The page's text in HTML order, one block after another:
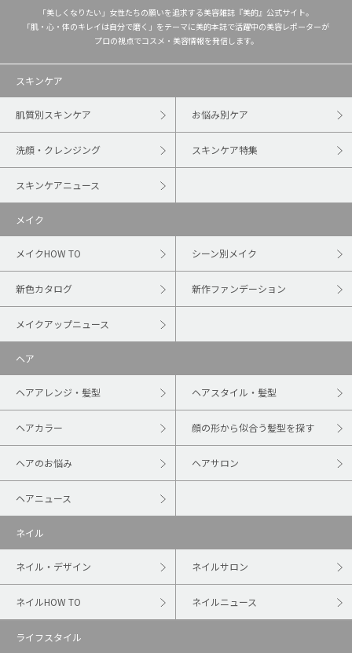
「美しくなりたい」女性たちの願いを追求する美容雑誌『美的』公式サイト。
「肌・心・体のキレイは自分で磨く」をテーマに美的本誌で活躍中の美容レポーターが
プロの視点でコスメ・美容情報を発信します。
スキンケア
肌質別スキンケア お悩み別ケア
洗顔・クレンジング スキンケア特集
スキンケアニュース
メイク
メイクHOW TO シーン別メイク
新色カタログ 新作ファンデーション
メイクアップニュース
ヘア
ヘアアレンジ・髪型 ヘアスタイル・髪型
ヘアカラー 顔の形から似合う髪型を探す
ヘアのお悩み ヘアサロン
ヘアニュース
ネイル
ネイル・デザイン ネイルサロン
ネイルHOW TO ネイルニュース
ライフスタイル